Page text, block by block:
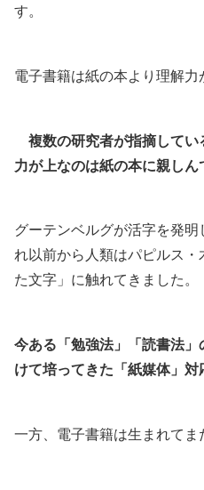
す。
電子書籍は紙の本より理解力
複数の研究者が指摘して
力が上なのは紙の本に親しん
グーテンベルグが活字を発
れ以前から人類はパピルス
た文字」に触れてきました。
今ある「勉強法」「読書法
けて培ってきた「紙媒体」対
一方、電子書籍は生まれてま